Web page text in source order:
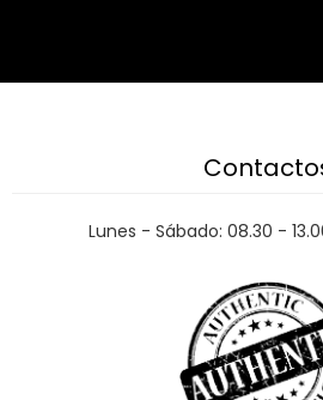
Lunes - Sábado: 08.30 -